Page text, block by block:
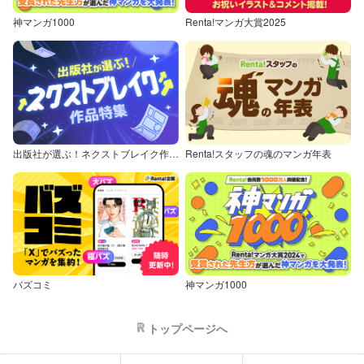
神マンガ1000 Renta!マンガ大賞2025
出版社が選ぶ！ネクストブレイク作品特集 Renta!スタッフの魂のマンガ年表
バズコミ 神マンガ1000
トップページへ